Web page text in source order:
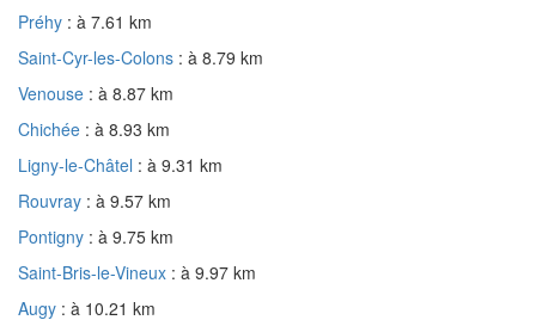
Préhy : à 7.61 km
Saint-Cyr-les-Colons : à 8.79 km
Venouse : à 8.87 km
Chichée : à 8.93 km
Ligny-le-Châtel : à 9.31 km
Rouvray : à 9.57 km
Pontigny : à 9.75 km
Saint-Bris-le-Vineux : à 9.97 km
Augy : à 10.21 km